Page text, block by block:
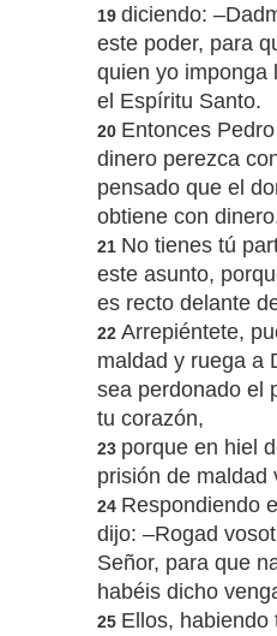
19 diciendo:
este poder, para
quien yo imponga
el Espíritu Santo.
20 Entonces
dinero perezca
pensado que el
obtiene con
21 No tienes tú
este asunto,
es recto delante
22 Arrepiéntete,
maldad y ruega a
sea perdonado el
tu corazón,
23 porque en hiel
prisión de maldad
24 Respondiendo
dijo: –Rogad
Señor, para que
habéis dicho
25 Ellos, habiendo